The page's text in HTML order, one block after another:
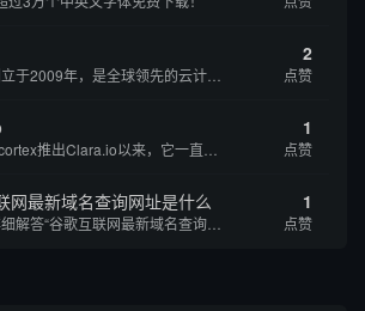
2
点赞
1
点赞
网最新域名查询网址是什么 1
点赞